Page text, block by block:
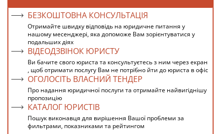
БЕЗКОШТОВНА КОНСУЛЬТАЦІЯ
Отримайте швидку відповідь на юридичне питання у
нашому месенджері, яка допоможе Вам зорієнтуватися у
подальших діях
ВІДЕОДЗВІНОК ЮРИСТУ
Ви бачите свого юриста та консультуєтесь з ним через екран
, щоб отримати послугу Вам не потрібно йти до юриста в офіс
ОГОЛОСІТЬ ВЛАСНИЙ ТЕНДЕР
Про надання юридичної послуги та отримайте найвигіднішу
пропозицію
КАТАЛОГ ЮРИСТІВ
Пошук виконавця для вирішення Вашої проблеми за
фильтрами, показниками та рейтингом